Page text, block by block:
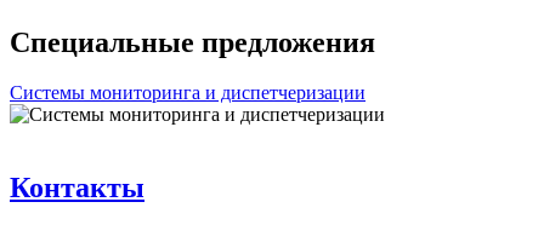
Специальные предложения
Системы мониторинга и диспетчеризации
Контакты